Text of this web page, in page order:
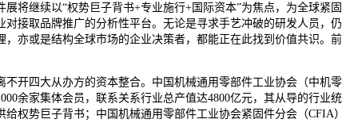
继续以“权势巨子背书+专业施行+国际资本”为焦点，为全球紧固
对接取品牌推广的分析性平台。无论是寻求手艺冲破的研发人员，仍
，亦或是结构全球市场的企业决策者，都能正在此找到价值共识。前
四大从办方的资本整合。中国机械通用零部件工业协会（中机零
余家集体会员，联系关系行业总产值达4800亿元，其从导的行业统
权势巨子背书；中国机械通用零部件工业协会紧固件分会（CFIA）